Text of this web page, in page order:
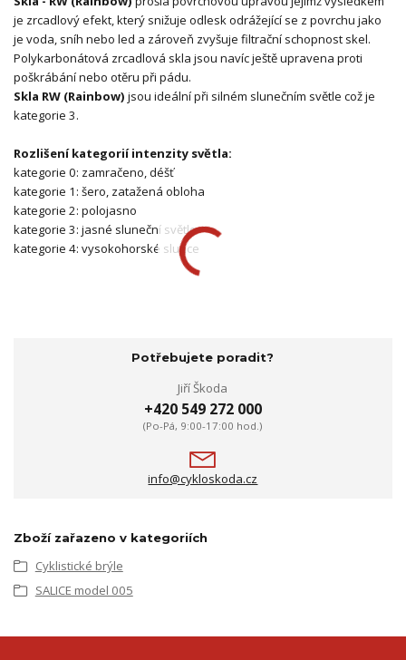
je zrcadlový efekt, který snižuje odlesk odrážející se z povrchu jako
je voda, sníh nebo led a zároveň zvyšuje filtrační schopnost skel.
Polykarbonátová zrcadlová skla jsou navíc ještě upravena proti
poškrábání nebo otěru při pádu.
Skla RW (Rainbow) jsou ideální při silném slunečním světle což je
kategorie 3.
Rozlišení kategorií intenzity světla:
kategorie 0: zamračeno, déšť
kategorie 1: šero, zatažená obloha
kategorie 2: polojasno
kategorie 3: jasné sluneční světlo
kategorie 4: vysokohorské slunce
Potřebujete poradit?
Jiří Škoda
+420 549 272 000
(Po-Pá, 9:00-17:00 hod.)
info@cykloskoda.cz
Zboží zařazeno v kategoriích
Cyklistické brýle
SALICE model 005